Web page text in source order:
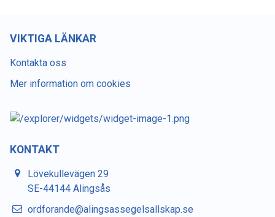
VIKTIGA LÄNKAR
Kontakta oss
Mer information om cookies
KONTAKT
Lövekullevägen 29
SE-44144 Alingsås
ordforande@alingsassegelsallskap.se